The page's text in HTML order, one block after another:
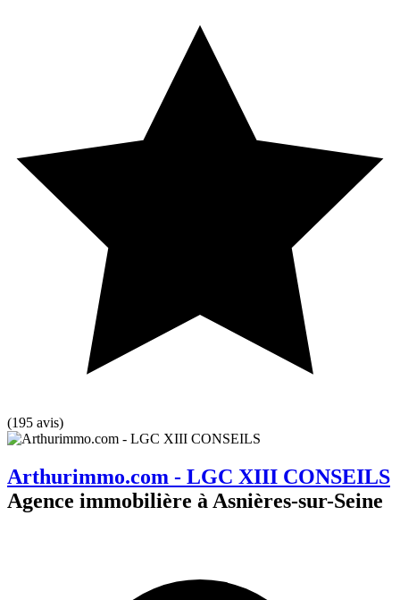
(195 avis)
Arthurimmo.com - LGC XIII CONSEILS
Agence immobilière à Asnières-sur-Seine